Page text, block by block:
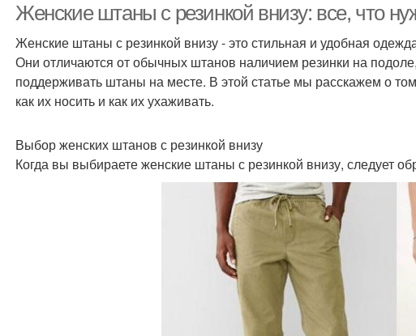
Женские штаны с резинкой внизу: все, что
Женские штаны с резинкой внизу - это стильная и удобная
Они отличаются от обычных штанов наличием резинки на
поддерживать штаны на месте. В этой статье мы расскажем о
как их носить и как их ухаживать.
Выбор женских штанов с резинкой внизу
Когда вы выбираете женские штаны с резинкой внизу, следует